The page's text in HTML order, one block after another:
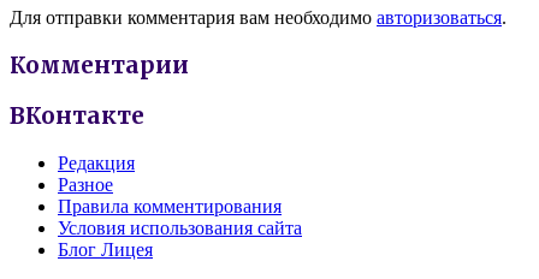
Для отправки комментария вам необходимо авторизоваться.
Комментарии
ВКонтакте
Редакция
Разное
Правила комментирования
Условия использования сайта
Блог Лицея